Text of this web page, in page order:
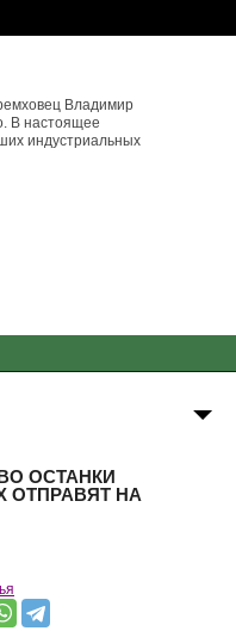
Владимир
В настоящее
индустриальных
ОСТАНКИ
ОТПРАВЯТ НА